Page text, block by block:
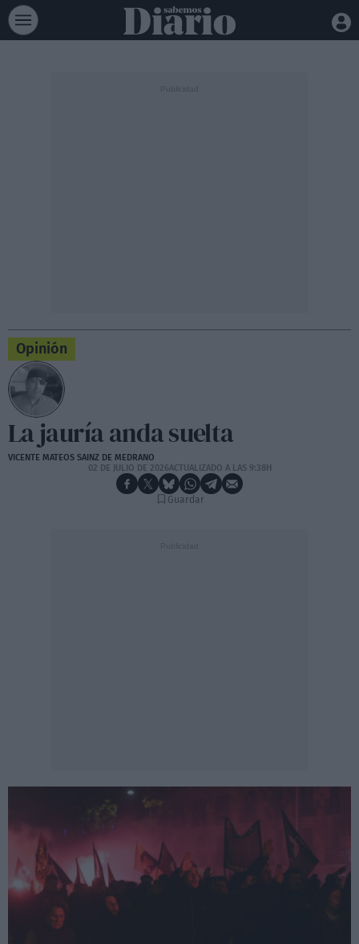
Opinión
La jauría anda suelta
VICENTE MATEOS SAINZ DE MEDRANO
02 DE JULIO DE 2026ACTUALIZADO A LAS 9:38H
Guardar